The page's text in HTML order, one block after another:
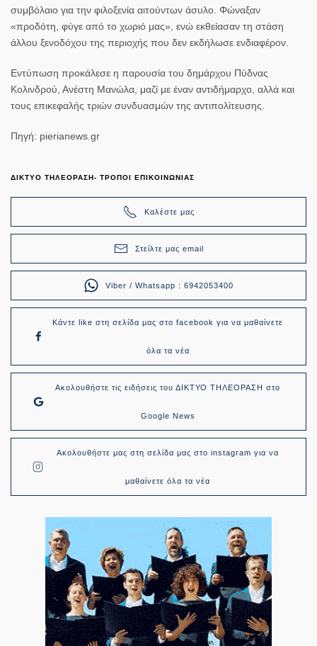
συμβόλαιο για την φιλοξενία αιτούντων άσυλο. Φώναξαν
«προδότη, φύγε από το χωριό μας» , ενώ εκθείασαν τη στάση
άλλου ξενοδόχου της περιοχής που δεν εκδήλωσε ενδιαφέρον.
Εντύπωση προκάλεσε η παρουσία του δημάρχου Πύδνας
Κολινδρού, Ανέστη Μανώλα, μαζί με έναν αντιδήμαρχο, αλλά και
τους επικεφαλής τριών συνδυασμών της αντιπολίτευσης.
Πηγή: pierianews.gr
ΔΙΚΤΥΟ ΤΗΛΕΟΡΑΣΗ- ΤΡΟΠΟΙ ΕΠΙΚΟΙΝΩΝΙΑΣ
Καλέστε μας
Στείλτε μας email
Viber / Whatsapp : 6942053400
Κάντε like στη σελίδα μας στο facebook για να μαθαίνετε
όλα τα νέα
Ακολουθήστε τις ειδήσεις του ΔΙΚΤΥΟ ΤΗΛΕΟΡΑΣΗ στο
Google News
Ακολουθήστε μας στη σελίδα μας στο instagram για να
μαθαίνετε όλα τα νέα